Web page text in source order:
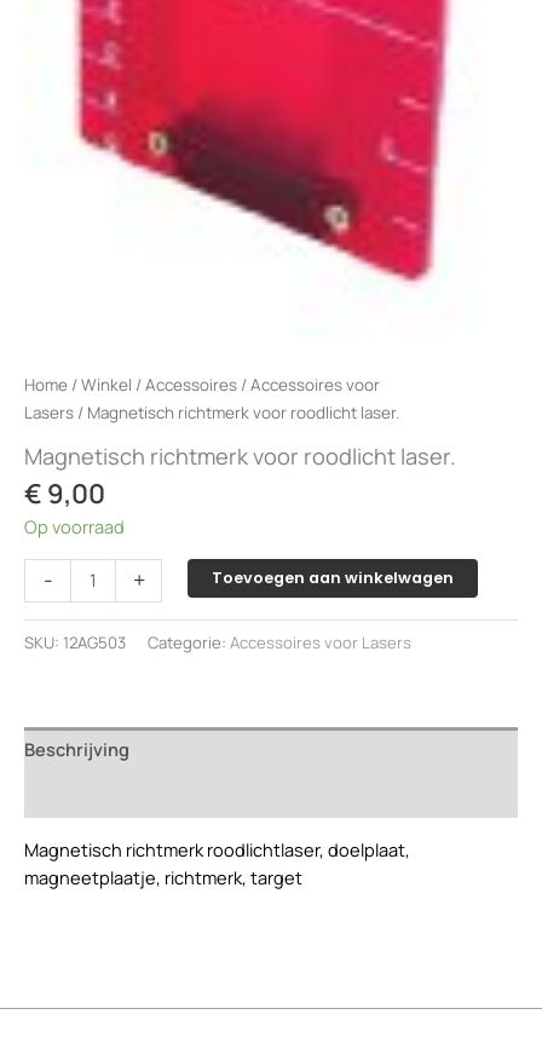
Home /Winkel /Accessoires /Accessoires voor
Lasers / Magnetisch richtmerk voor roodlicht laser.
Magnetisch richtmerk voor roodlicht laser.
€ 9,00
Op voorraad
-
Magnetisch
richtmerk
voor
roodlicht
+ Toevoegen aan winkelwagen
SKU: 12AG503 Categorie: Accessoires voor Lasers
Beschrijving
Magnetisch richtmerk roodlichtlaser, doelplaat,
magneetplaatje, richtmerk, target